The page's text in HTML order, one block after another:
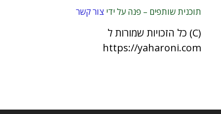
תוכנית שותפים – פנה על ידי צור קשר
(C) כל הזכויות שמורות ל
https://yaharoni.com